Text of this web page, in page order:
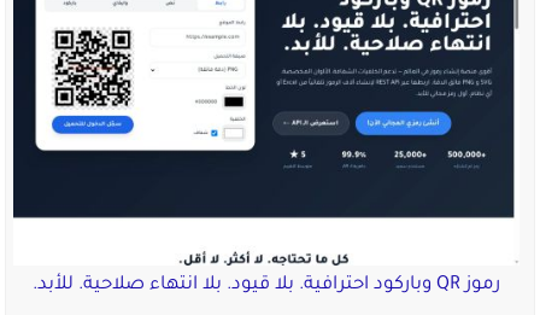
رموز QR وباركود احترافية. بلا قيود. بلا انتهاء صلاحية. للأبد.